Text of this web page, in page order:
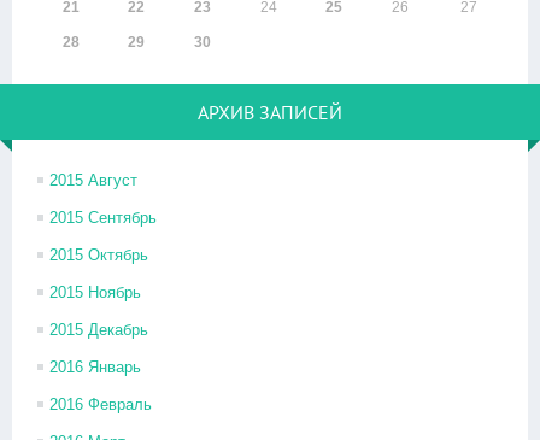
21 22 23 24 25 26 27
28 29 30
АРХИВ ЗАПИСЕЙ
2015 Август
2015 Сентябрь
2015 Октябрь
2015 Ноябрь
2015 Декабрь
2016 Январь
2016 Февраль